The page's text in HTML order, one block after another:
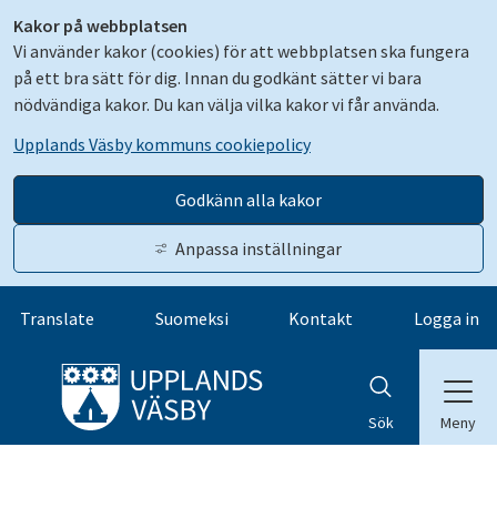
Kakor på webbplatsen
Vi använder kakor (cookies) för att webbplatsen ska fungera
på ett bra sätt för dig. Innan du godkänt sätter vi bara
nödvändiga kakor. Du kan välja vilka kakor vi får använda.
Upplands Väsby kommuns cookiepolicy
Godkänn alla kakor
Anpassa inställningar
Gå till innehåll
Translate Suomeksi Kontakt Logga in
Sök Meny